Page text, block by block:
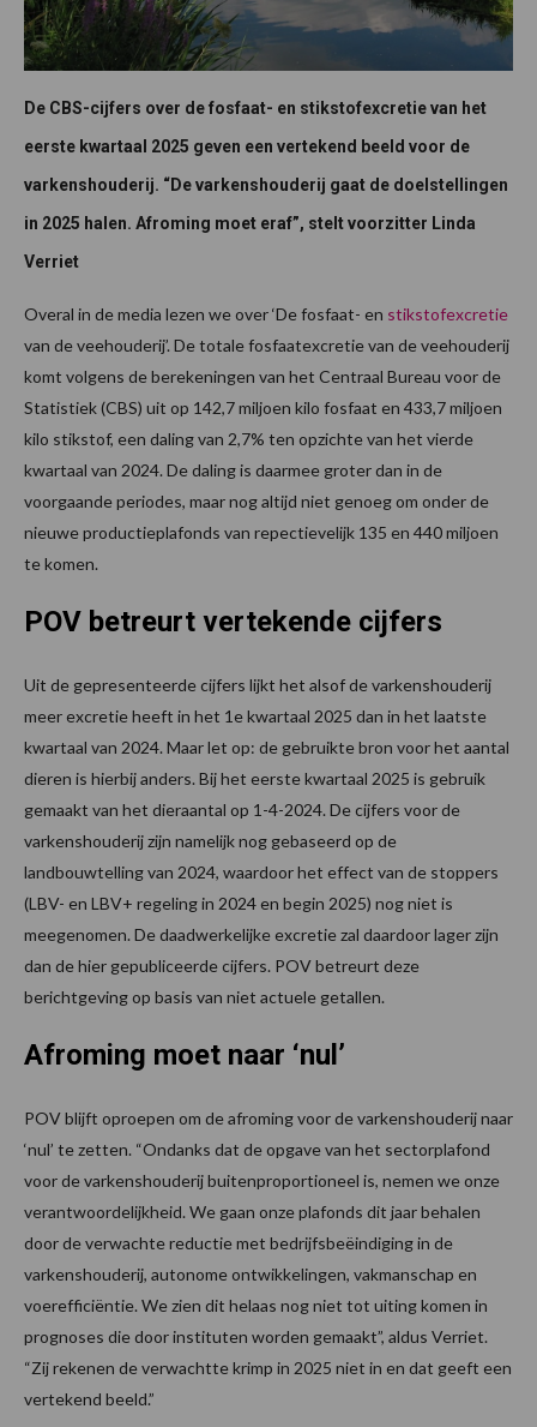
De CBS-cijfers over de fosfaat- en stikstofexcretie van het
eerste kwartaal 2025 geven een vertekend beeld voor de
varkenshouderij. “De varkenshouderij gaat de doelstellingen
in 2025 halen. Afroming moet eraf”, stelt voorzitter Linda
Verriet
Overal in de media lezen we over ‘De fosfaat- en stikstofexcretie
van de veehouderij’. De totale fosfaatexcretie van de veehouderij
komt volgens de berekeningen van het Centraal Bureau voor de
Statistiek (CBS) uit op 142,7 miljoen kilo fosfaat en 433,7 miljoen
kilo stikstof, een daling van 2,7% ten opzichte van het vierde
kwartaal van 2024. De daling is daarmee groter dan in de
voorgaande periodes, maar nog altijd niet genoeg om onder de
nieuwe productieplafonds van repectievelijk 135 en 440 miljoen
te komen.
POV betreurt vertekende cijfers
Uit de gepresenteerde cijfers lijkt het alsof de varkenshouderij
meer excretie heeft in het 1e kwartaal 2025 dan in het laatste
kwartaal van 2024. Maar let op: de gebruikte bron voor het aantal
dieren is hierbij anders. Bij het eerste kwartaal 2025 is gebruik
gemaakt van het dieraantal op 1-4-2024. De cijfers voor de
varkenshouderij zijn namelijk nog gebaseerd op de
landbouwtelling van 2024, waardoor het effect van de stoppers
(LBV- en LBV+ regeling in 2024 en begin 2025) nog niet is
meegenomen. De daadwerkelijke excretie zal daardoor lager zijn
dan de hier gepubliceerde cijfers. POV betreurt deze
berichtgeving op basis van niet actuele getallen.
Afroming moet naar ‘nul’
POV blijft oproepen om de afroming voor de varkenshouderij naar
‘nul’ te zetten. “Ondanks dat de opgave van het sectorplafond
voor de varkenshouderij buitenproportioneel is, nemen we onze
verantwoordelijkheid. We gaan onze plafonds dit jaar behalen
door de verwachte reductie met bedrijfsbeëindiging in de
varkenshouderij, autonome ontwikkelingen, vakmanschap en
voerefficiëntie. We zien dit helaas nog niet tot uiting komen in
prognoses die door instituten worden gemaakt”, aldus Verriet.
“Zij rekenen de verwachtte krimp in 2025 niet in en dat geeft een
vertekend beeld.”